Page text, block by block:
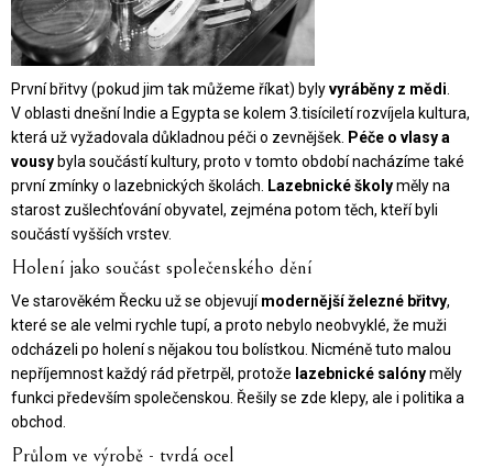
První břitvy (pokud jim tak můžeme říkat) bylyvyráběny z mědi
V oblasti dnešní Indie a Egypta se kolem 3.tisíciletí rozvíjela kultura,
která už vyžadovala důkladnou péči o zevnějšek. Péče o vlasy a
vousy byla součástí kultury, proto v tomto období nacházíme také
první zmínky o lazebnických školách.
Lazebnické školyměly na
starost zušlechťování obyvatel, zejména potom těch, kteří byli
součástí vyšších vrstev.
Holení jako součást společenského dění
Ve starověkém Řecku už se objevujímodernější železné břitvy,
které se ale velmi rychle tupí, a proto nebylo neobvyklé, že muži
odcházeli po holení s nějakou tou bolístkou. Nicméně tuto malou
nepříjemnost každý rád přetrpěl, protože lazebnické salónyměly
funkci především společenskou. Řešily se zde klepy, ale i politika a
obchod.
Průlom ve výrobě - tvrdá ocel